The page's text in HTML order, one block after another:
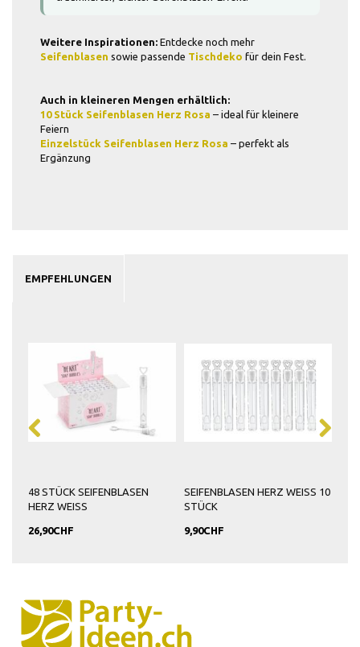
Weitere Inspirationen: Entdecke noch mehr
Seifenblasen sowie passende Tischdeko für dein Fest.
Auch in kleineren Mengen erhältlich:
10 Stück Seifenblasen Herz Rosa – ideal für kleinere
Feiern
Einzelstück Seifenblasen Herz Rosa – perfekt als
Ergänzung
EMPFEHLUNGEN
48 STÜCK SEIFENBLASEN
HERZ WEISS
26,90CHF
SEIFENBLASEN HERZ WEISS 10
STÜCK
9,90CHF